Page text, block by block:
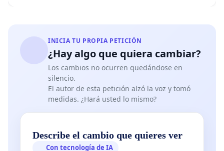
INICIA TU PROPIA PETICIÓN
¿Hay algo que quiera cambiar?
Los cambios no ocurren quedándose en
silencio.
El autor de esta petición alzó la voz y tomó
medidas. ¿Hará usted lo mismo?
Describe el cambio que quieres ver
Con tecnología de IA